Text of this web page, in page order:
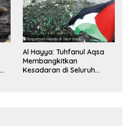
Al Hayya: Tuhfanul Aqsa
Membangkitkan
Kesadaran di Seluruh